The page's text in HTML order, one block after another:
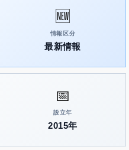
🆕
情報区分
最新情報
📅
設立年
2015年